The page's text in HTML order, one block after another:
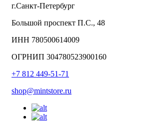
г.Санкт-Петербург
Большой проспект П.С., 48
ИНН 780500614009
ОГРНИП 304780523900160
+7 812 449-51-71
shop@mintstore.ru